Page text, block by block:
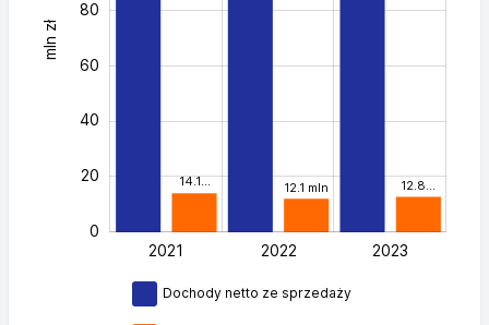
14.1… 12.1 mln 12.8…
mln zł
0
20
40
60
80
L
2021 2022 2023
Dochody netto ze sprzedaży